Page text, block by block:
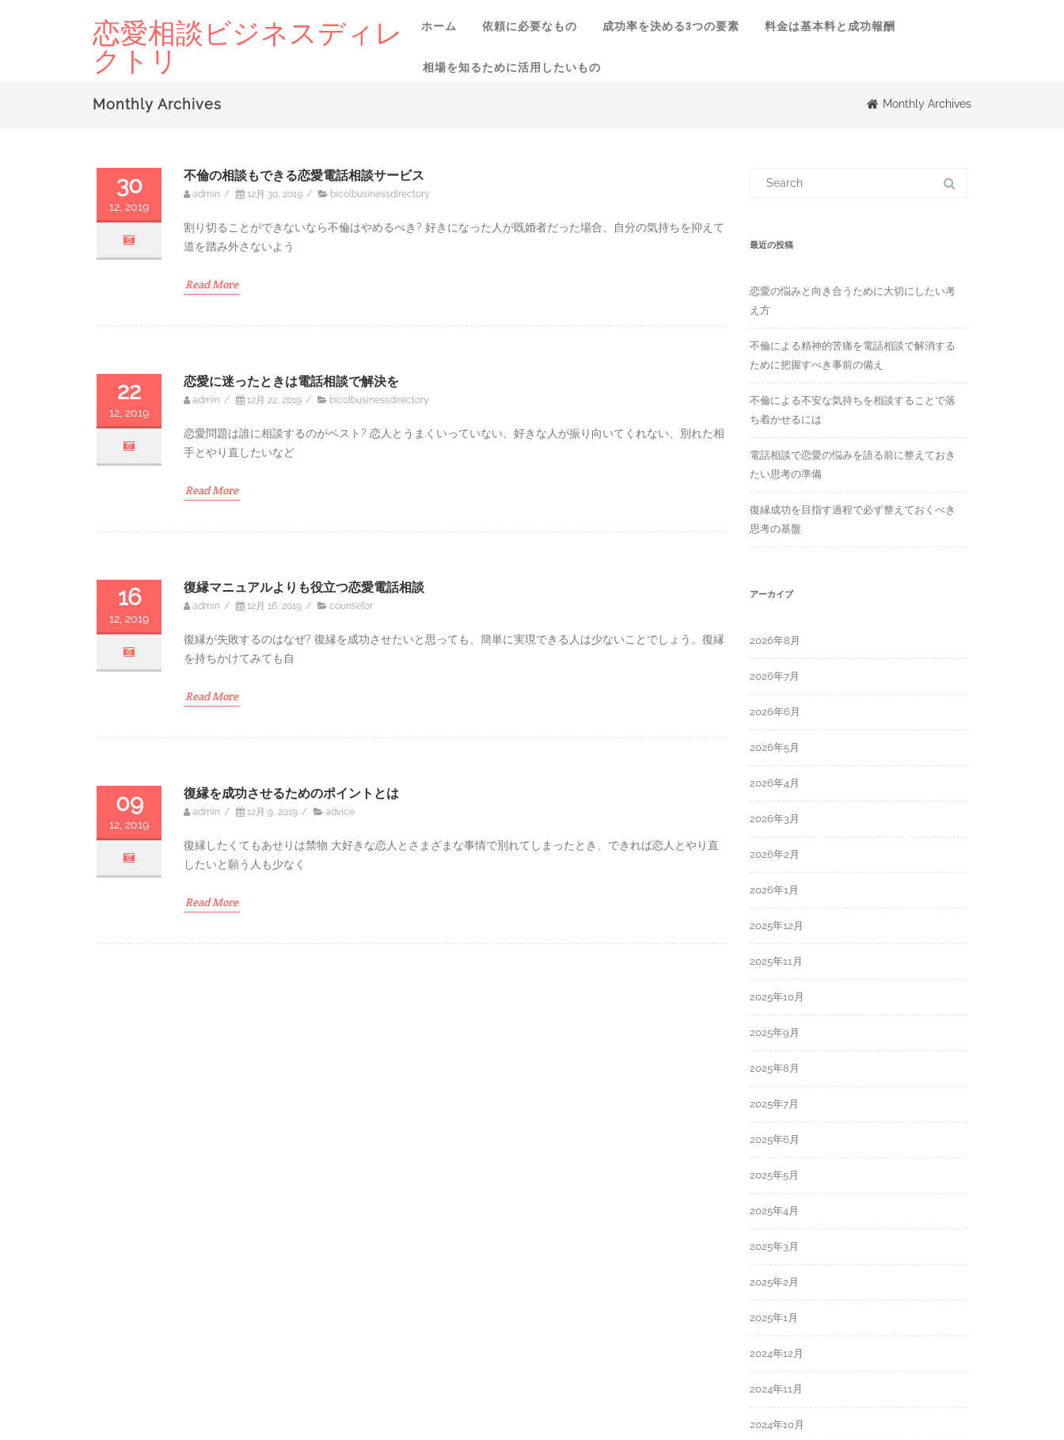
恋愛相談ビジネスディレ
クトリ
ホーム 依頼に必要なもの 成功率を決める3つの要素 料金は基本料と成功報酬
相場を知るために活用したいもの
Monthly Archives Monthly Archives
30
12, 2019
不倫の相談もできる恋愛電話相談サービス
admin / 12月 30, 2019 / bicolbusinessdirectory
割り切ることができないなら不倫はやめるべき? 好きになった人が既婚者だった場合、自分の気持ちを抑えて
道を踏み外さないよう
Read More
22
12, 2019
恋愛に迷ったときは電話相談で解決を
admin / 12月 22, 2019 / bicolbusinessdirectory
恋愛問題は誰に相談するのがベスト? 恋人とうまくいっていない、好きな人が振り向いてくれない、別れた相
手とやり直したいなど
Read More
16
12, 2019
復縁マニュアルよりも役立つ恋愛電話相談
admin / 12月 16, 2019 / counselor
復縁が失敗するのはなぜ? 復縁を成功させたいと思っても、簡単に実現できる人は少ないことでしょう。復縁
を持ちかけてみても自
Read More
09
12, 2019
復縁を成功させるためのポイントとは
admin / 12月 9, 2019 / advice
復縁したくてもあせりは禁物 大好きな恋人とさまざまな事情で別れてしまったとき、できれば恋人とやり直
したいと願う人も少なく
Read More
f
o
最近の投稿
恋愛の悩みと向き合うために大切にしたい考
え方
不倫による精神的苦痛を電話相談で解消する
ために把握すべき事前の備え
不倫による不安な気持ちを相談することで落
ち着かせるには
電話相談で恋愛の悩みを語る前に整えておき
たい思考の準備
復縁成功を目指す過程で必ず整えておくべき
思考の基盤
アーカイブ
2026年8月
2026年7月
2026年6月
2026年5月
2026年4月
2026年3月
2026年2月
2026年1月
2025年12月
2025年11月
2025年10月
2025年9月
2025年8月
2025年7月
2025年6月
2025年5月
2025年4月
2025年3月
2025年2月
2025年1月
2024年12月
2024年11月
2024年10月